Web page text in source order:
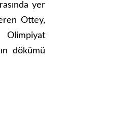
yer
Ottey,
Olimpiyat
dökümü